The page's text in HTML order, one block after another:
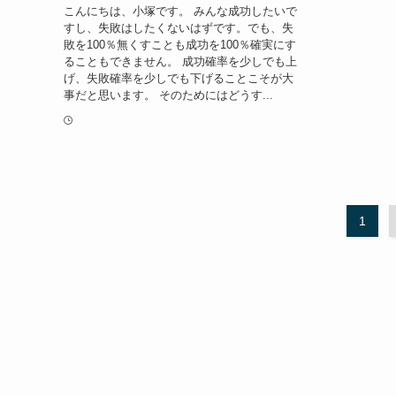
こんにちは、小塚です。 みんな成功したいで
すし、失敗はしたくないはずです。でも、失
敗を100％無くすことも成功を100％確実にす
ることもできません。 成功確率を少しでも上
げ、失敗確率を少しでも下げることこそが大
事だと思います。 そのためにはどうす...
1